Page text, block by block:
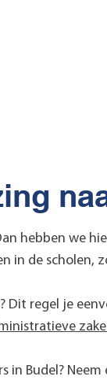
hebben we
in de scholen,
regel je
in Budel?